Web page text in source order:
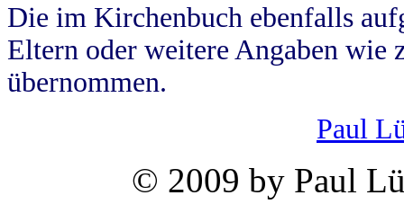
Die im Kirchenbuch ebenfalls
Eltern oder weitere Angaben wie
übernommen.
Paul
© 2009 by Paul